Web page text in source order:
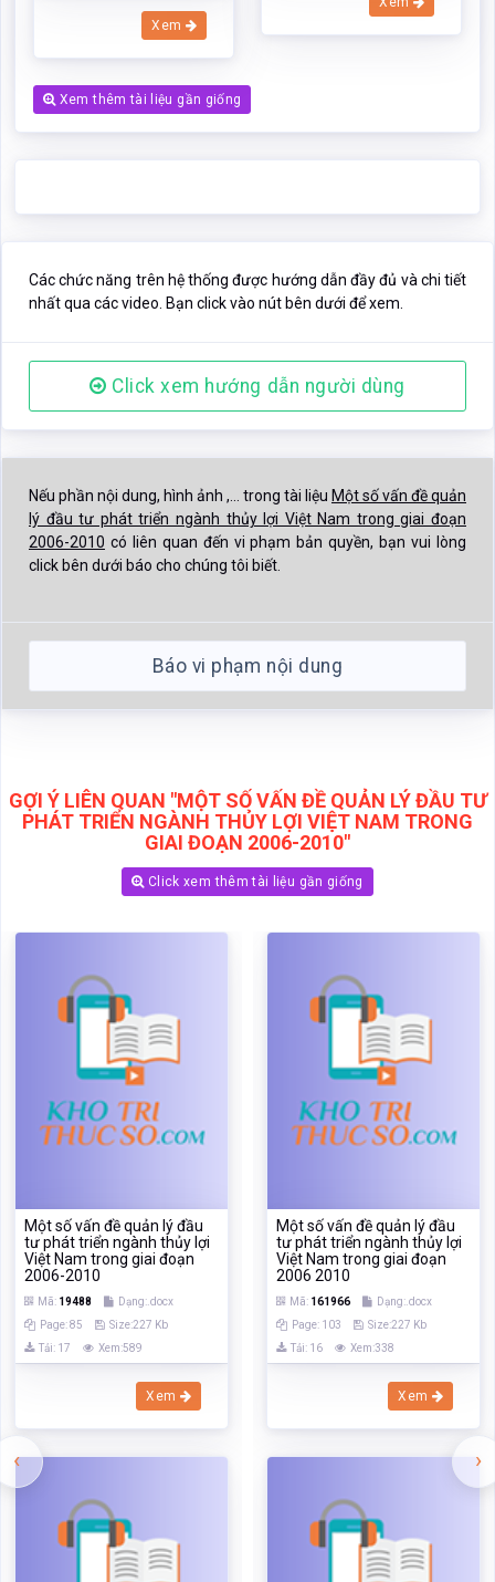
Xem
Xem thêm tài liệu gần giống
Các chức năng trên hệ thống được hướng dẫn đầy đủ và chi tiết
nhất qua các video. Bạn click vào nút bên dưới để xem.
Click xem hướng dẫn người dùng
Nếu phần nội dung, hình ảnh ,... trong tài liệu Một số vấn đề quản
lý đầu tư phát triển ngành thủy lợi Việt Nam trong giai đoạn
2006-2010 có liên quan đến vi phạm bản quyền, bạn vui lòng
click bên dưới báo cho chúng tôi biết.
Báo vi phạm nội dung
GỢI Ý LIÊN QUAN "MỘT SỐ VẤN ĐỀ QUẢN LÝ ĐẦU TƯ
PHÁT TRIỂN NGÀNH THỦY LỢI VIỆT NAM TRONG
GIAI ĐOẠN 2006-2010"
Click xem thêm tài liệu gần giống
Một số vấn đề quản lý đầu
tư phát triển ngành thủy lợi
Việt Nam trong giai đoạn
2006-2010
Mã: 19488
Dạng:.docx
Page: 85
Size:227 Kb
Tải: 17
Xem:589
Xem
Một số vấn đề quản lý đầu
tư phát triển ngành thủy lợi
Việt Nam trong giai đoạn
2006 2010
Mã: 161966
Dạng:.docx
Page: 103
Size:227 Kb
Tải: 16
Xem:338
Xem
‹ ›